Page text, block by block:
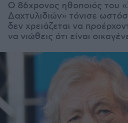
Ο 86χρονος ηθοποιός του
Δαχτυλιδιών» τόνισε
δεν χρειάζεται να
να νιώθεις ότι είναι